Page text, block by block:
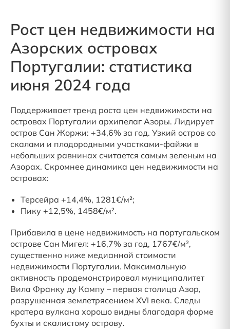
Рост цен недвижимости на
Азорских островах
Португалии: статистика
июня 2024 года
Поддерживает тренд роста цен недвижимости на
островах Португалии архипелаг Азоры. Лидирует
остров Сан Жоржи: +34,6% за год. Узкий остров со
скалами и плодородными участками-файжи в
небольших равнинах считается самым зеленым на
Азорах. Скромнее динамика цен недвижимости на
островах:
Терсейра +14,4%, 1281€/м²;
Пику +12,5%, 1458€/м².
Прибавила в цене недвижимость на португальском
острове Сан Мигел: +16,7% за год, 1767€/м²,
существенно ниже медианной стоимости
недвижимости Португалии. Максимальную
активность продемонстрировал муниципалитет
Вила Франку ду Кампу – первая столица Азор,
разрушенная землетрясением XVI века. Следы
кратера вулкана хорошо видны благодаря форме
бухты и скалистому острову.